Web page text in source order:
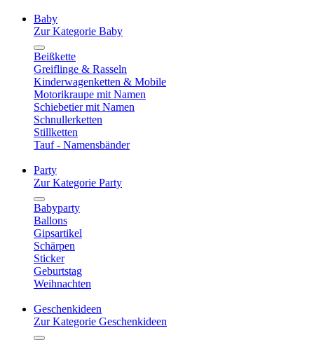
Baby
Zur Kategorie Baby
Beißkette
Greiflinge & Rasseln
Kinderwagenketten & Mobile
Motorikraupe mit Namen
Schiebetier mit Namen
Schnullerketten
Stillketten
Tauf - Namensbänder
Party
Zur Kategorie Party
Babyparty
Ballons
Gipsartikel
Schärpen
Sticker
Geburtstag
Weihnachten
Geschenkideen
Zur Kategorie Geschenkideen